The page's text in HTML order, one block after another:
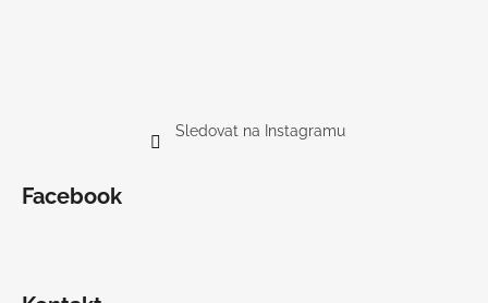
Sledovat na Instagramu
Facebook